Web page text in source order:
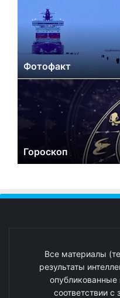
Фотофакт
Гороскоп
Все материалы
результаты
опубликованные
соответствии с